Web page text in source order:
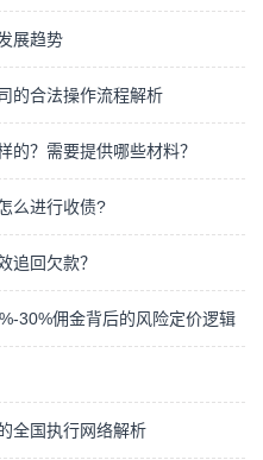
展趋势
的合法操作流程解析
的？需要提供哪些材料？
么进行收债?
追回欠款？
30%佣金背后的风险定价逻辑
全国执行网络解析